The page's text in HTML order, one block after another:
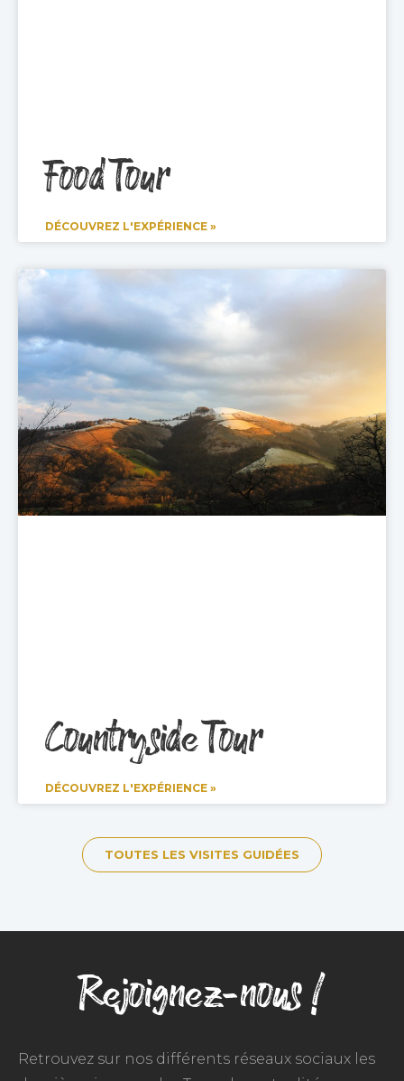
Food Tour
DÉCOUVREZ L'EXPÉRIENCE »
Countryside Tour
DÉCOUVREZ L'EXPÉRIENCE »
TOUTES LES VISITES GUIDÉES
Rejoignez-nous !
Retrouvez sur nos différents réseaux sociaux les